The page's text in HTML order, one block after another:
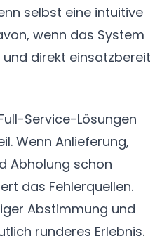
selbst eine intuitive
wenn das System
direkt einsatzbereit
Service-Lösungen
Wenn Anlieferung,
Abholung schon
das Fehlerquellen.
Abstimmung und
runderes Erlebnis.